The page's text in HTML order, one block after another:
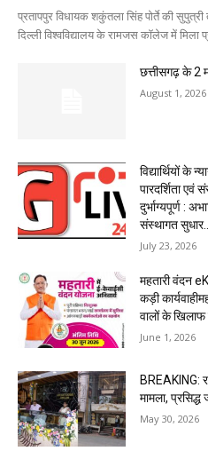
प्रतापपुर विधायक शकुंतला सिंह पोर्ते की सुपुत्री
दिल्ली विश्वविद्यालय के रामजस कॉलेज में मिला
छत्तीसगढ़ के 2
August 1, 2026
विद्यार्थियों के
पारदर्शिता एवं
दुर्भाग्यपूर्ण :
संस्थागत सुधार...
July 23, 2026
महतारी वंदन
कड़ी
वालों के खिलाफ
June 1, 2026
BREAKING:
मामला,
May 30, 2026